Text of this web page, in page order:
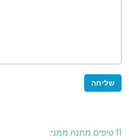
11 טיפים מתנה ממני: